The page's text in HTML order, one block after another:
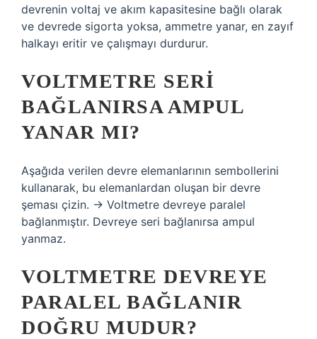
devrenin voltaj ve akım kapasitesine bağlı olarak
ve devrede sigorta yoksa, ammetre yanar, en zayıf
halkayı eritir ve çalışmayı durdurur.
VOLTMETRE SERI
BAĞLANIRSA AMPUL
YANAR MI?
Aşağıda verilen devre elemanlarının sembollerini
kullanarak, bu elemanlardan oluşan bir devre
şeması çizin. → Voltmetre devreye paralel
bağlanmıştır. Devreye seri bağlanırsa ampul
yanmaz.
VOLTMETRE DEVREYE
PARALEL BAĞLANIR
DOĞRU MUDUR?